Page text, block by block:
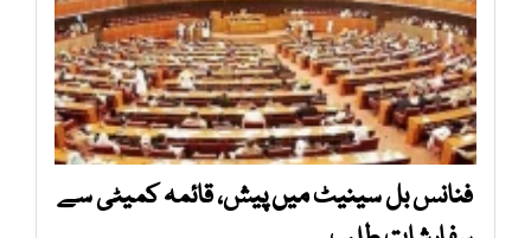
فنانس بل سینیٹ میں پیش، قائمہ کمیٹی سے